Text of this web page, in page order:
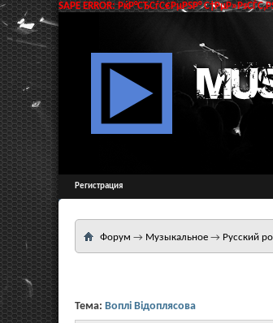
SAPE ERROR: РќР°СЂСѓС€РµРЅР°
Регистрация
Форум → Музыкальное → Русский
Тема: Воплі Відоплясова